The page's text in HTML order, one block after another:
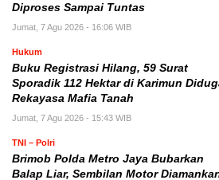
Diproses Sampai Tuntas
Jumat, 7 Agu 2026 - 16:06 WIB
Hukum
Buku Registrasi Hilang, 59 Surat
Sporadik 112 Hektar di Karimun
Rekayasa Mafia Tanah
Jumat, 7 Agu 2026 - 15:43 WIB
TNI – Polri
Brimob Polda Metro Jaya Bubarkan
Balap Liar, Sembilan Motor